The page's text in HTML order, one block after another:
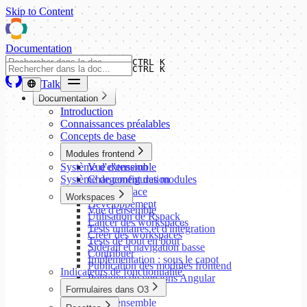
Skip to Content
Documentation
CTRL K
Talk
CTRL K
Documentation
Introduction
Connaissances préalables
Concepts de base
Modules frontend
Vue d'ensemble
Chargement des modules
Mise en place
Développement
Utilisation de Rspack
Tests unitaires et d'intégration
Tests de bout en bout
Contribuer
Publication des modules frontend
Politique de versions Angular
Système d'extension
Système de configuration
Workspaces
Vue d'ensemble
Lancer des workspaces
Créer des workspaces
Siderail et navigation basse
Implémentation : sous le capot
Indicateurs de fonctionnalité
Formulaires dans O3
Vue d'ensemble